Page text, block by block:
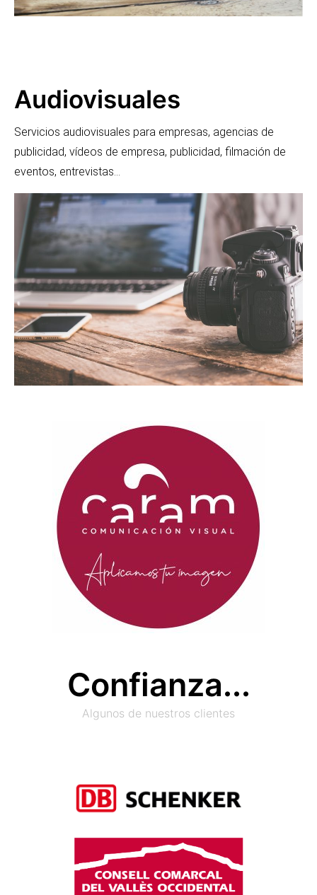
Audiovisuales
Servicios audiovisuales para empresas, agencias de
publicidad, vídeos de empresa, publicidad, filmación de
eventos, entrevistas…
Confianza...
Algunos de nuestros clientes